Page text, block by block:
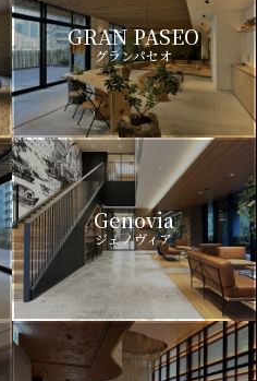
GRAN PASEO
グランパセオ
Genovia
ジェノヴィア